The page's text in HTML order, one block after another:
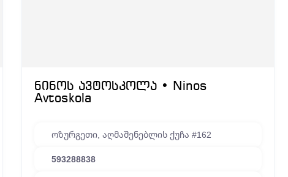
ნინოს ავტოსკოლა • Ninos
Avtoskola
ოზურგეთი, აღმაშენებლის ქუჩა #162
593288838